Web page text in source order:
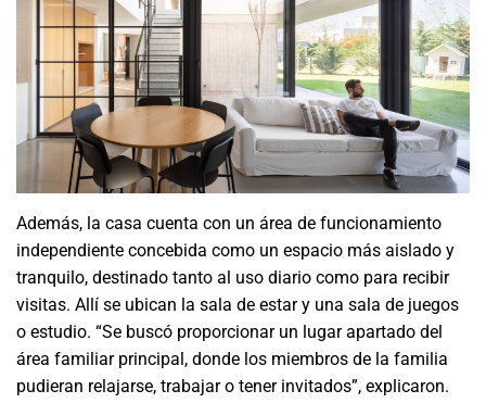
Además, la casa cuenta con un área de funcionamiento
independiente concebida como un espacio más aislado y
tranquilo, destinado tanto al uso diario como para recibir
visitas. Allí se ubican la sala de estar y una sala de juegos
o estudio. “Se buscó proporcionar un lugar apartado del
área familiar principal, donde los miembros de la familia
pudieran relajarse, trabajar o tener invitados”, explicaron.